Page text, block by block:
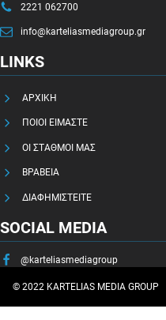
2221 062700
info@karteliasmediagroup.gr
LINKS
ΑΡΧΙΚΗ
ΠΟΙΟΙ ΕΙΜΑΣΤΕ
ΟΙ ΣΤΑΘΜΟΙ ΜΑΣ
ΒΡΑΒΕΙΑ
ΔΙΑΦΗΜΙΣΤΕΙΤΕ
SOCIAL MEDIA
@karteliasmediagroup
© 2022 KARTELIAS MEDIA GROUP